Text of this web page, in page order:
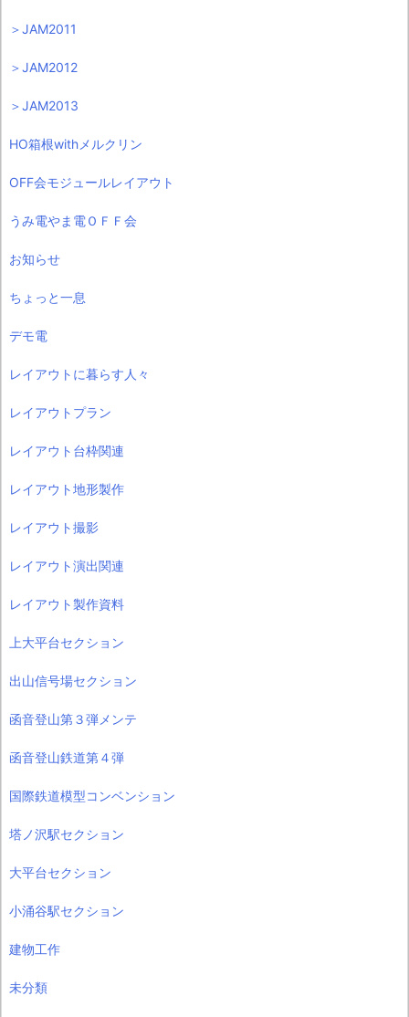
＞JAM2011
＞JAM2012
＞JAM2013
HO箱根withメルクリン
OFF会モジュールレイアウト
うみ電やま電ＯＦＦ会
お知らせ
ちょっと一息
デモ電
レイアウトに暮らす人々
レイアウトプラン
レイアウト台枠関連
レイアウト地形製作
レイアウト撮影
レイアウト演出関連
レイアウト製作資料
上大平台セクション
出山信号場セクション
函音登山第３弾メンテ
函音登山鉄道第４弾
国際鉄道模型コンベンション
塔ノ沢駅セクション
大平台セクション
小涌谷駅セクション
建物工作
未分類